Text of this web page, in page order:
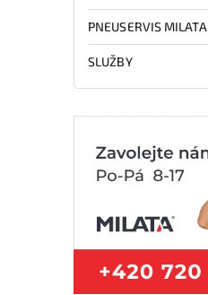
PNEUSERVIS MILATA
SLUŽBY